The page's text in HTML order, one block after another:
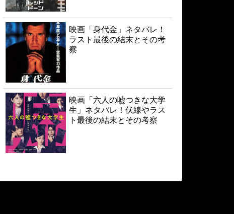
映画「身代金」ネタバレ！
ラスト最後の結末とその考
察
映画「六人の嘘つきな大学
生」ネタバレ！伏線やラス
ト最後の結末とその考察